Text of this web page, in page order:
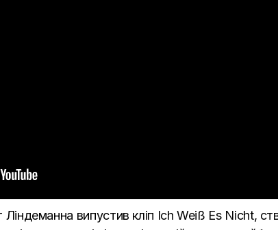
Ліндеманна випустив кліп Ich Weiß Es Nicht,